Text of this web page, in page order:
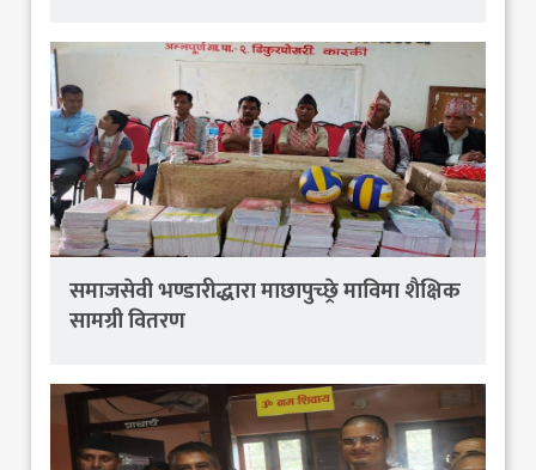
समाजसेवी भण्डारीद्धारा माछापुच्छ्रे माविमा शैक्षिक
सामग्री वितरण